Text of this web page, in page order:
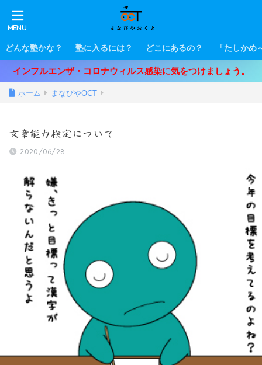
どんな塾かな？ 塾に入るには？ どこにあるの？ 「たしかめ
インフルエンザ・コロナウィルス感染に気をつけましょう。
ホーム まなびやOCT
文章能力検定について
2020/06/28